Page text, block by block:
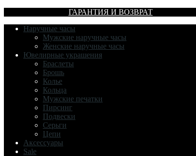
ГАРАНТИЯ И ВОЗВРАТ
Наручные часы
Мужские наручные часы
Женские наручные часы
Ювелирные украшения
Браслеты
Брошь
Колье
Кольца
Мужские печатки
Пирсинг
Подвески
Серьги
Цепи
Аксессуары
Sale